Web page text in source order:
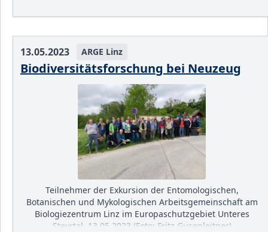
13.05.2023 ARGE Linz
Biodiversitätsforschung bei Neuzeug
Teilnehmer der Exkursion der Entomologischen,
Botanischen und Mykologischen Arbeitsgemeinschaft am
Biologiezentrum Linz im Europaschutzgebiet Unteres
Steyrtal. 13.05.2023 (Foto: Fritz Gusenleitner)